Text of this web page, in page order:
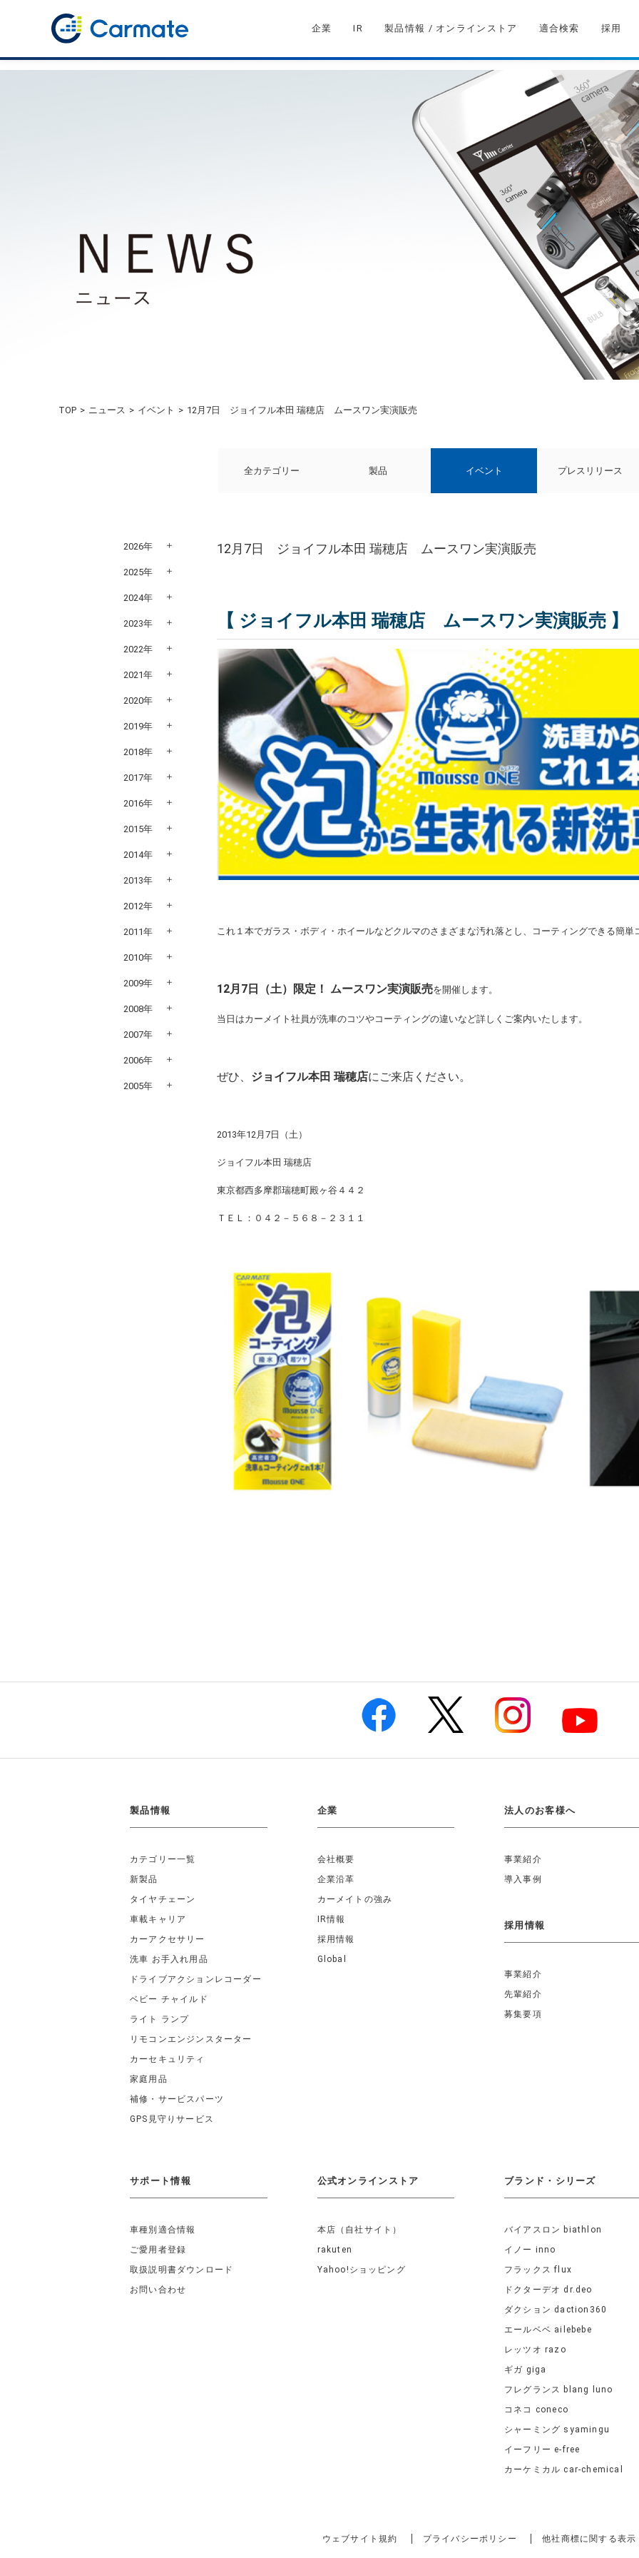
企業 IR 製品情報 / オンラインストア 適合検索 採用
TOP ニュース イベント 12月7日 ジョイフル本田 瑞穂店 ムースワン実演販売
全カテゴリー 製品 イベント プレスリリース
12月7日 ジョイフル本田 瑞穂店 ムースワン実演販売
【 ジョイフル本田 瑞穂店 ムースワン実演販売 】
これ１本でガラス・ボディ・ホイールなどクルマのさまざまな汚れ落とし、コーティングできる簡単
12月7日（土）限定！ ムースワン実演販売を開催します。
当日はカーメイト社員が洗車のコツやコーティングの違いなど詳しくご案内いたします。
ぜひ、 ジョイフル本田 瑞穂店にご来店ください。
2013年12月7日（土）
ジョイフル本田 瑞穂店
東京都西多摩郡瑞穂町殿ヶ谷４４２
ＴＥＬ：０４２－５６８－２３１１
2026年
2025年
2024年
2023年
2022年
2021年
2020年
2019年
2018年
2017年
2016年
2015年
2014年
2013年
2012年
2011年
2010年
2009年
2008年
2007年
2006年
2005年
製品情報
カテゴリー一覧
新製品
タイヤチェーン
車載キャリア
カーアクセサリー
洗車 お手入れ用品
ドライブアクションレコーダー
ベビー チャイルド
ライト ランプ
リモコンエンジンスターター
カーセキュリティ
家庭用品
補修・サービスパーツ
GPS見守りサービス
企業
会社概要
企業沿革
カーメイトの強み
IR情報
採用情報
Global
法人のお客様へ
事業紹介
導入事例
採用情報
事業紹介
先輩紹介
募集要項
サポート情報
車種別適合情報
ご愛用者登録
取扱説明書ダウンロード
お問い合わせ
公式オンラインストア
本店（自社サイト）
rakuten
Yahoo!ショッピング
ブランド・シリーズ
バイアスロン biathlon
イノー inno
フラックス flux
ドクターデオ dr.deo
ダクション daction360
エールベベ ailebebe
レッツオ razo
ギガ giga
フレグランス blang luno
コネコ coneco
シャーミング syamingu
イーフリー e-free
カーケミカル car-chemical
ウェブサイト規約 プライバシーポリシー 他社商標に関する表示